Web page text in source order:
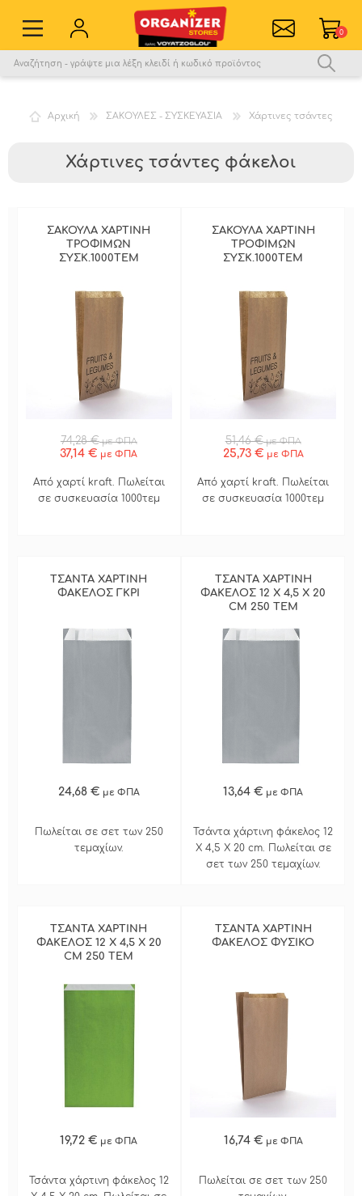
0
Σύνδεση
Σύγκριση
Χάρτινες τσάντες φάκελοι
Αρχική ΣΑΚΟΥΛΕΣ - ΣΥΣΚΕΥΑΣΙΑ Χάρτινες τσάντες
ΣΑΚΟΥΛΑ ΧΑΡΤΙΝΗ
ΤΡΟΦΙΜΩΝ
ΣΥΣΚ.1000ΤΕΜ
74,28 €με ΦΠΑ
37,14 € με ΦΠΑ
Από χαρτί kraft. Πωλείται
σε συσκευασία 1000τεμ
ΣΑΚΟΥΛΑ ΧΑΡΤΙΝΗ
ΤΡΟΦΙΜΩΝ
ΣΥΣΚ.1000ΤΕΜ
51,46 €με ΦΠΑ
25,73 € με ΦΠΑ
Από χαρτί kraft. Πωλείται
σε συσκευασία 1000τεμ
ΤΣΑΝΤΑ ΧΑΡΤΙΝΗ
ΦΑΚΕΛΟΣ ΓΚΡΙ
24,68 € με ΦΠΑ
Πωλείται σε σετ των 250
τεμαχίων.
ΤΣΑΝΤΑ ΧΑΡΤΙΝΗ
ΦΑΚΕΛΟΣ 12 Χ 4,5 Χ 20
CM 250 ΤΕΜ
13,64 € με ΦΠΑ
Τσάντα χάρτινη φάκελος 12
Χ 4,5 Χ 20 cm. Πωλείται σε
σετ των 250 τεμαχίων.
ΤΣΑΝΤΑ ΧΑΡΤΙΝΗ
ΦΑΚΕΛΟΣ 12 Χ 4,5 Χ 20
CM 250 ΤΕΜ
19,72 € με ΦΠΑ
Τσάντα χάρτινη φάκελος 12
ΤΣΑΝΤΑ ΧΑΡΤΙΝΗ
ΦΑΚΕΛΟΣ ΦΥΣΙΚΟ
16,74 € με ΦΠΑ
Πωλείται σε σετ των 250